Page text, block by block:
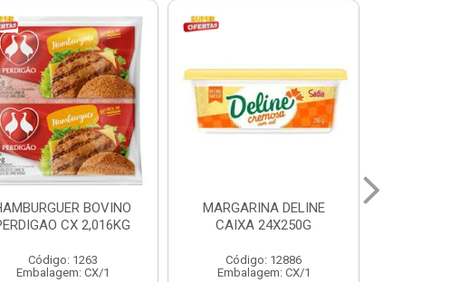
MARGARINA DELINE
CAIXA 24X250G
Código: 12886
Embalagem: CX/1
MARGARINA DELINE
CAIXA 12X500G
Código: 12887
Embalagem: CX/1